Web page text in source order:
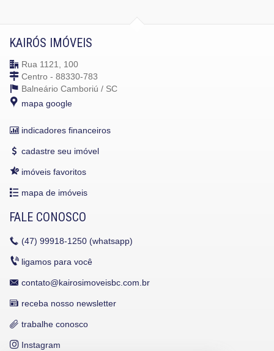
KAIRÓS IMÓVEIS
Rua 1121, 100
Centro - 88330-783
Balneário Camboriú / SC
mapa google
indicadores financeiros
cadastre seu imóvel
imóveis favoritos
mapa de imóveis
FALE CONOSCO
(47) 99918-1250 (whatsapp)
ligamos para você
contato@kairosimoveisbc.com.br
receba nosso newsletter
trabalhe conosco
Instagram